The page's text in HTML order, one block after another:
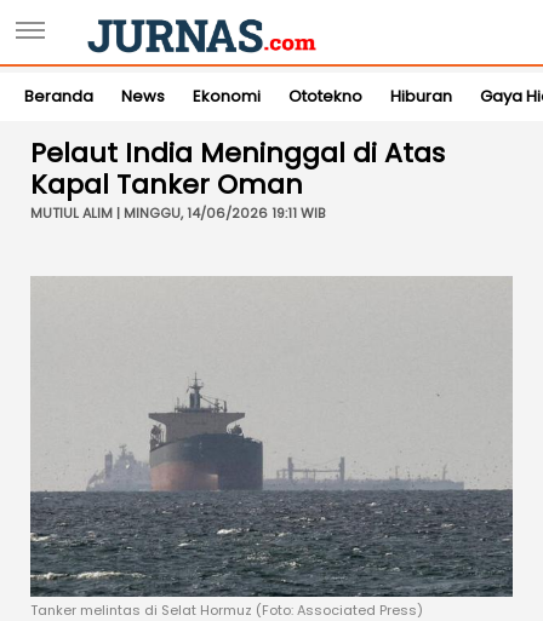
Beranda News Ekonomi Ototekno Hiburan Gaya
Pelaut India Meninggal di Atas
Kapal Tanker Oman
MUTIUL ALIM | MINGGU, 14/06/2026 19:11 WIB
Tanker melintas di Selat Hormuz (Foto: Associated Press)